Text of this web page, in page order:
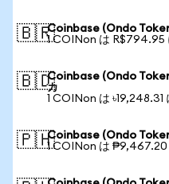
🇧🇷Coinbase (Ondo
1 COINon は R$794.95
🇧🇩Coinbase (Ondo
カ
1 COINon は ৳19,248.31
🇵🇭Coinbase (Ondo
1 COINon は ₱9,467.20